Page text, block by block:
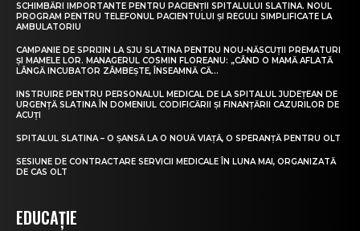
SCHIMBĂRI IMPORTANTE PENTRU PACIENȚII SPITALULUI SLATINA. NOUL
PROGRAM PENTRU TELEFONUL PACIENTULUI ȘI REGULI SIMPLIFICATE LA
AMBULATORIU
CAMPANIE DE SPRIJIN LA SJU SLATINA PENTRU NOU-NĂSCUȚII PREMATURI
ȘI MAMELE LOR. MANAGERUL COSMIN FLOREANU: „CÂND O MAMĂ AFLATĂ
LÂNGĂ INCUBATOR ZÂMBEȘTE, ÎNSEAMNĂ CĂ...
INSTRUIRE PENTRU PERSONALUL MEDICAL DE LA SPITALUL JUDEȚEAN DE
URGENȚĂ SLATINA ÎN DOMENIUL CODIFICĂRII ȘI FINANȚĂRII CAZURILOR DE
ACUȚI
SPITALUL SLATINA – O ȘANSĂ LA O NOUĂ VIAȚĂ, O SPERANȚĂ PENTRU OLT
SESIUNE DE CONTRACTARE SERVICII MEDICALE ÎN LUNA MAI, ORGANIZATĂ
DE CAS OLT
EDUCAȚIE